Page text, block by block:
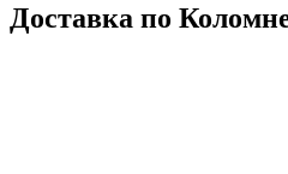
Доставка по